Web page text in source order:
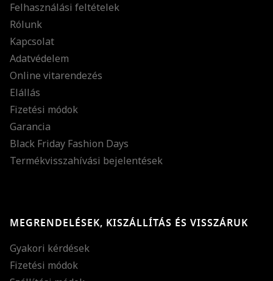
Felhasználási feltételek
Rólunk
Kapcsolat
Adatvédelem
Online vitarendezés
Elállás
Fizetési módok
Garancia
Black Friday Fashion Days
Termékvisszahívási bejelentések
MEGRENDELÉSEK, KISZÁLLÍTÁS ÉS VISSZÁRUK
Gyakori kérdések
Fizetési módok